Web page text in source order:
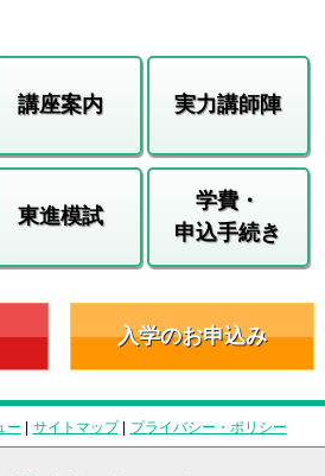
講座案内 実力講師陣
東進模試
学費・
申込手続き
入学のお申込み
ー | サイトマップ| プライバシー・ポリシー